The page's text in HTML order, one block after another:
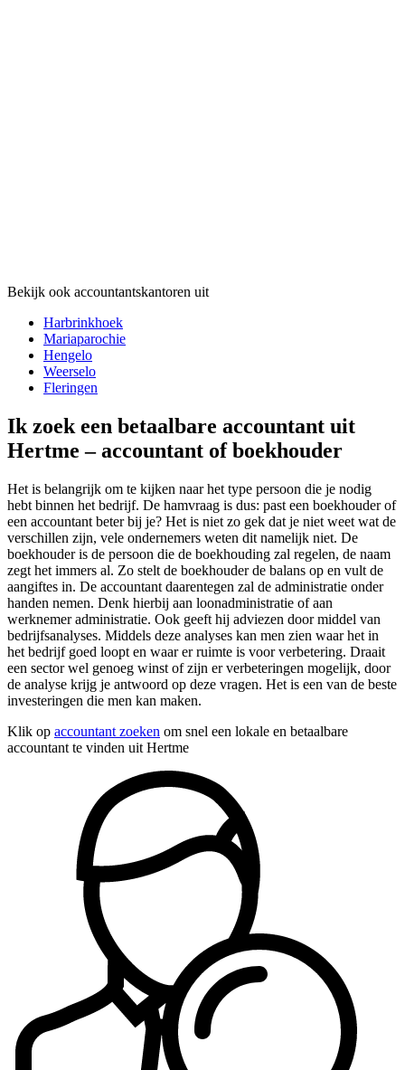
Bekijk ook accountantskantoren uit
Harbrinkhoek
Mariaparochie
Hengelo
Weerselo
Fleringen
Ik zoek een betaalbare accountant uit
Hertme – accountant of boekhouder
Het is belangrijk om te kijken naar het type persoon die je nodig
hebt binnen het bedrijf. De hamvraag is dus: past een boekhouder of
een accountant beter bij je? Het is niet zo gek dat je niet weet wat de
verschillen zijn, vele ondernemers weten dit namelijk niet. De
boekhouder is de persoon die de boekhouding zal regelen, de naam
zegt het immers al. Zo stelt de boekhouder de balans op en vult de
aangiftes in. De accountant daarentegen zal de administratie onder
handen nemen. Denk hierbij aan loonadministratie of aan
werknemer administratie. Ook geeft hij adviezen door middel van
bedrijfsanalyses. Middels deze analyses kan men zien waar het in
het bedrijf goed loopt en waar er ruimte is voor verbetering. Draait
een sector wel genoeg winst of zijn er verbeteringen mogelijk, door
de analyse krijg je antwoord op deze vragen. Het is een van de beste
investeringen die men kan maken.
Klik op accountant zoeken om snel een lokale en betaalbare
accountant te vinden uit Hertme